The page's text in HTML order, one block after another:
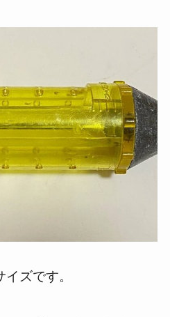
ズです。